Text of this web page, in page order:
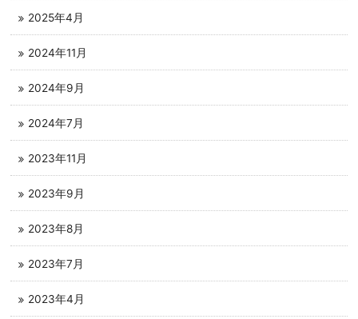
2025年4月
2024年11月
2024年9月
2024年7月
2023年11月
2023年9月
2023年8月
2023年7月
2023年4月